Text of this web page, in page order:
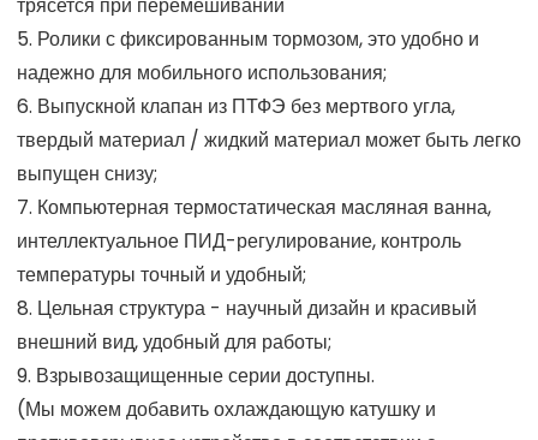
трясется при перемешивании
5. Ролики с фиксированным тормозом, это удобно и
надежно для мобильного использования;
6. Выпускной клапан из ПТФЭ без мертвого угла,
твердый материал / жидкий материал может быть легко
выпущен снизу;
7. Компьютерная термостатическая масляная ванна,
интеллектуальное ПИД-регулирование, контроль
температуры точный и удобный;
8. Цельная структура - научный дизайн и красивый
внешний вид, удобный для работы;
9. Взрывозащищенные серии доступны.
(Мы можем добавить охлаждающую катушку и